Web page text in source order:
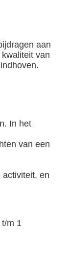
aan
van
In het
van een
en
t/m 1